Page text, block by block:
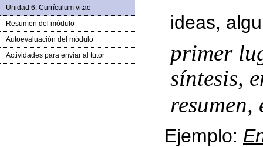
Unidad 6. Currículum vitae
Resumen del módulo
Autoevaluación del módulo
Actividades para enviar al tutor
ideas,
primer
síntesis,
resumen,
Ejemplo: